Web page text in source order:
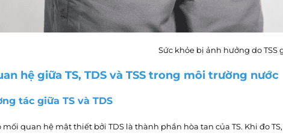
Sức khỏe bị ảnh hưởng do TSS
hệ giữa TS, TDS và TSS trong môi trường nước
tác giữa TS và TDS
mối quan hệ mật thiết bởi TDS là thành phần hòa tan của TS. Khi đo